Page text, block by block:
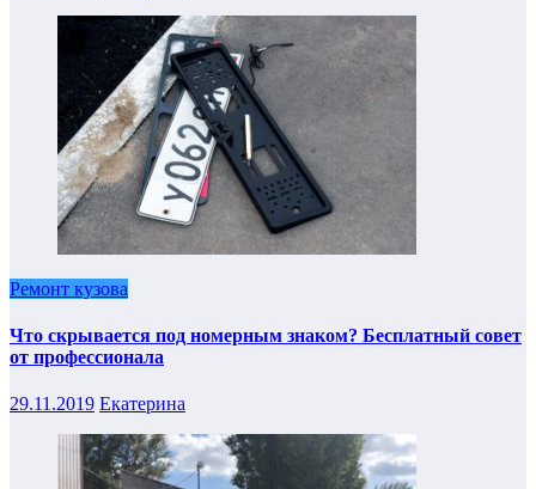
Ремонт кузова
Что скрывается под номерным знаком? Бесплатный совет
от профессионала
29.11.2019 Екатерина